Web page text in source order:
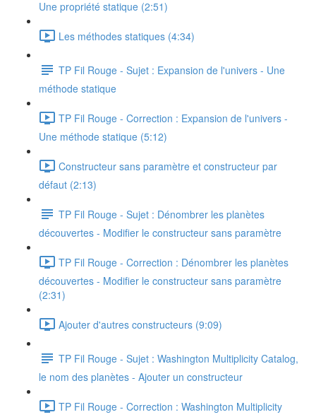
Une propriété statique (2:51)
Les méthodes statiques (4:34)
TP Fil Rouge - Sujet : Expansion de l'univers - Une
méthode statique
TP Fil Rouge - Correction : Expansion de l'univers -
Une méthode statique (5:12)
Constructeur sans paramètre et constructeur par
défaut (2:13)
TP Fil Rouge - Sujet : Dénombrer les planètes
découvertes - Modifier le constructeur sans paramètre
TP Fil Rouge - Correction : Dénombrer les planètes
découvertes - Modifier le constructeur sans paramètre
(2:31)
Ajouter d'autres constructeurs (9:09)
TP Fil Rouge - Sujet : Washington Multiplicity Catalog,
le nom des planètes - Ajouter un constructeur
TP Fil Rouge - Correction : Washington Multiplicity